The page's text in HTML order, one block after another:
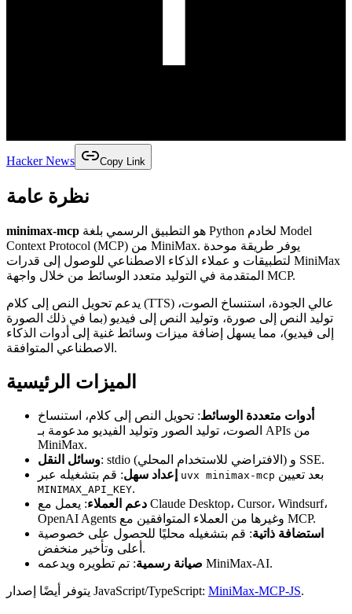
Hacker News Copy Link
نظرة عامة
minimax-mcp
Context Protocol (MCP) من MiniMax. يوفر طريقة موحدة
لتطبيقات و عملاء الذكاء الاصطناعي للوصول إلى قدرات MiniMax
المتقدمة في التوليد متعدد الوسائط من خلال واجهة MCP.
يدعم تحويل النص إلى كلام (TTS) عالي الجودة، استنساخ الصوت،
توليد النص إلى صورة، وتوليد النص إلى فيديو (بما في ذلك الصورة
إلى فيديو)، مما يسهل إضافة ميزات وسائط غنية إلى أدوات الذكاء
الاصطناعي المتوافقة.
الميزات الرئيسية
أدوات متعددة الوسائط: تحويل النص إلى كلام، استنساخ
الصوت، توليد الصور وتوليد الفيديو مدعومة بـ APIs من
MiniMax.
وسائل النقل
: stdio (الافتراضي للاستخدام المحلي) و SSE.
إعداد سهل uvx minimax-mcp بعد تعيين
MINIMAX_API_KEY.
دعم العملاء: يعمل مع Claude Desktop، Cursor، Windsurf،
OpenAI Agents وغيرها من العملاء المتوافقين مع MCP.
استضافة ذاتية: قم بتشغيله محليًا للحصول على خصوصية
أعلى وتأخير منخفض.
صيانة رسمية : تم تطويره ويدعمه MiniMax-AI.
يتوفر أيضًا إصدار JavaScript/TypeScript: MiniMax-MCP-JS.